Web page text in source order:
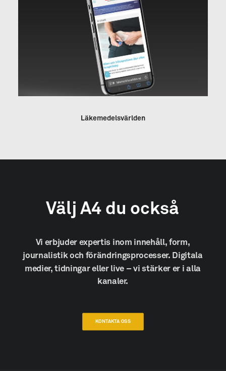
Läkemedelsvärlden
Välj A4 du också
Vi erbjuder expertis inom innehåll, form,
journalistik och förändringsprocesser. Digitala
medier, tidningar eller live – vi stärker er i alla
kanaler.
KONTAKTA OSS